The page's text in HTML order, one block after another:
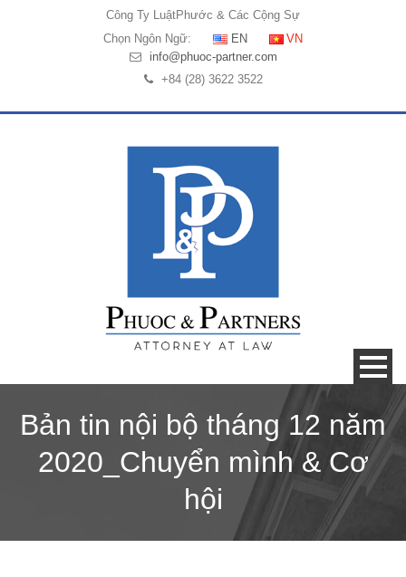
Công Ty LuậtPhước & Các Cộng Sự
Chọn Ngôn Ngữ:
EN
VN
info@phuoc-partner.com
+84 (28) 3622 3522
Bản tin nội bộ tháng 12 năm
2020_Chuyển mình & Cơ
hội